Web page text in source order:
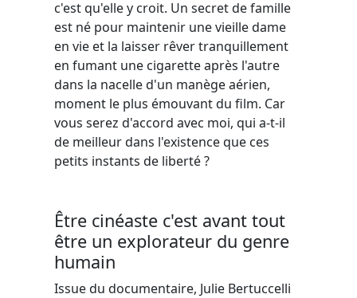
c'est qu'elle y croit. Un secret de famille
est né pour maintenir une vieille dame
en vie et la laisser rêver tranquillement
en fumant une cigarette après l'autre
dans la nacelle d'un manège aérien,
moment le plus émouvant du film. Car
vous serez d'accord avec moi, qui a-t-il
de meilleur dans l'existence que ces
petits instants de liberté ?
Être cinéaste c'est avant tout
être un explorateur du genre
humain
Issue du documentaire, Julie Bertuccelli